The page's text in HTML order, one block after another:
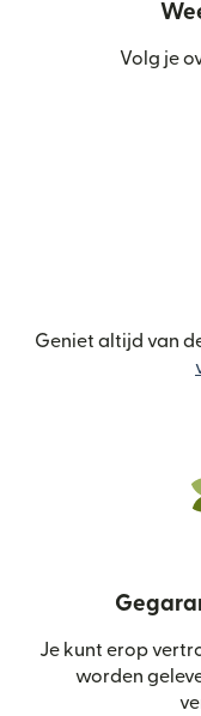
Volg je
Geniet altijd van
Je kunt erop
worden